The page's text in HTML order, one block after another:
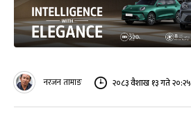
नरजन तामाङ २०८३ वैशाख १३ गते २०:२५